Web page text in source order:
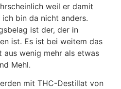
weil er damit
bin da nicht anders.
ist der, der in
ist. Es ist bei weitem das
aus wenig mehr als etwas
Mehl.
mit THC-Destillat von